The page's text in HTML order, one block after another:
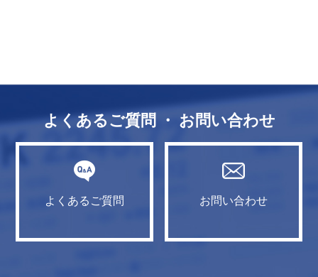
よくあるご質問 ・ お問い合わせ
よくあるご質問 お問い合わせ